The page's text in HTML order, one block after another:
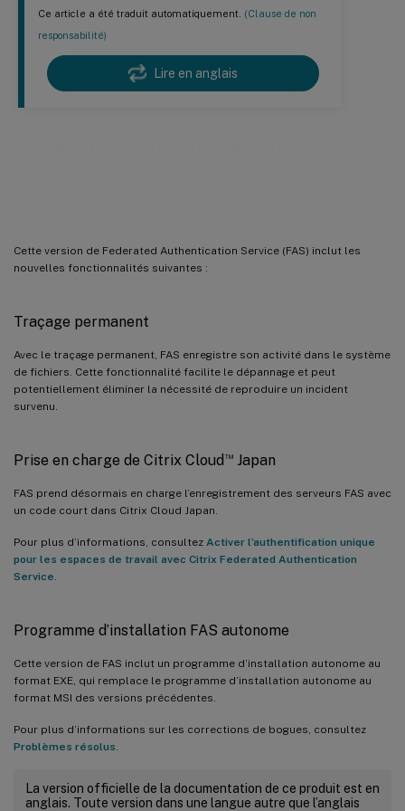
Ce article a été traduit automatiquement. (Clause de non
responsabilité)
Lire en anglais
Cette version de Federated Authentication Service (FAS) inclut les
nouvelles fonctionnalités suivantes :
Traçage permanent
Avec le traçage permanent, FAS enregistre son activité dans le système
de fichiers. Cette fonctionnalité facilite le dépannage et peut
potentiellement éliminer la nécessité de reproduire un incident
survenu.
Prise en charge de Citrix Cloud ™Japan
FAS prend désormais en charge l’enregistrement des serveurs FAS avec
un code court dans Citrix Cloud Japan.
Pour plus d’informations, consultez Activer l’authentification unique
pour les espaces de travail avec Citrix Federated Authentication
Service
Programme d’installation FAS autonome
Cette version de FAS inclut un programme d’installation autonome au
format EXE, qui remplace le programme d’installation autonome au
format MSI des versions précédentes.
Pour plus d’informations sur les corrections de bogues, consultez
Problèmes résolus
La version officielle de la documentation de ce produit est en
anglais. Toute version dans une langue autre que l’anglais